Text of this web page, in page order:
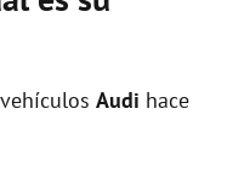
Audi hace